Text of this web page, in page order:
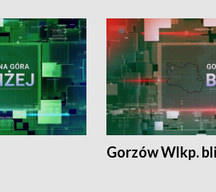
Gorzów Wlkp.